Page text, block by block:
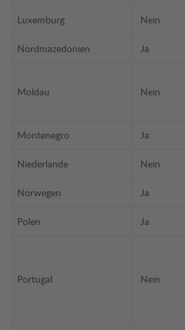
Luxemburg Nein
Nordmazedonien Ja
Moldau Nein
Montenegro Ja
Niederlande Nein
Norwegen Ja
Polen Ja
Portugal Nein